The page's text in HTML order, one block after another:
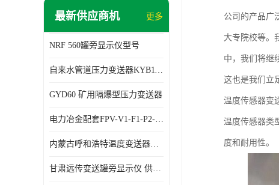
最新供应商机 更多
NRF 560罐旁显示仪型号
自来水管道压力变送器KYB11G03M2型号 使用方便
GYD60 矿用隔爆型压力变送器
电力冶金配套FPV-V1-F1-P2-03电压变送器
内蒙古呼和浩特温度变送器配套罐旁显示仪供应 性能稳定
甘肃远传变送罐旁显示仪 供应及时
公司的产品广
大专院校等。
中，我们将继
这也是我们立
温度传感器变
温度传感器类
度和耐用性。